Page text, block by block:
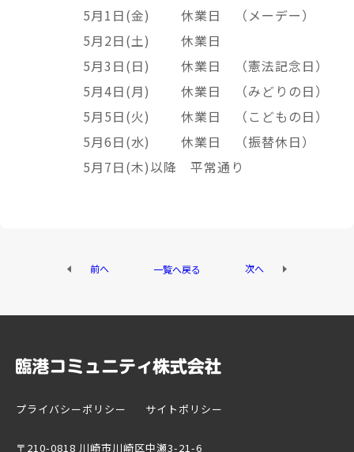
5月1日(金) 休業日 （メーデー）
5月2日(土) 休業日
5月3日(日) 休業日 （憲法記念日）
5月4日(月) 休業日 （みどりの日）
5月5日(火) 休業日 （こどもの日）
5月6日(水) 休業日 （振替休日）
5月7日(木)以降 平常通り
前へ 一覧へ戻る 次へ
プライバシーポリシー サイトポリシー
〒210-0818 川崎市川崎区中瀬3-21-6